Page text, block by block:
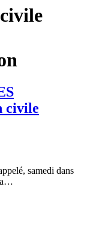
civile
samedi dans